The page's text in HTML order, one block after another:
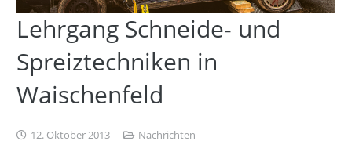
Lehrgang Schneide- und
Spreiztechniken in
Waischenfeld
12. Oktober 2013 Nachrichten